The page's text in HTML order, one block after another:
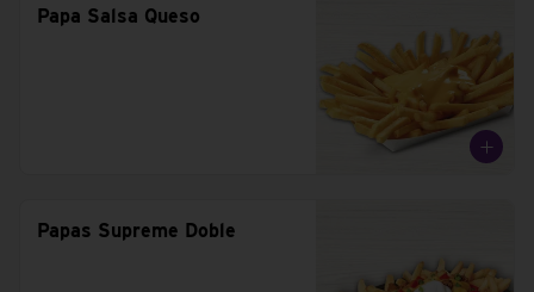
Papa Salsa Queso
Papas Supreme Doble